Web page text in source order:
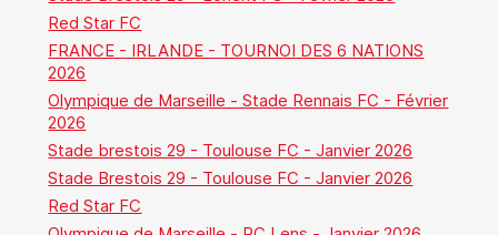
Red Star FC
FRANCE - IRLANDE - TOURNOI DES 6 NATIONS
2026
Olympique de Marseille - Stade Rennais FC - Février
2026
Stade brestois 29 - Toulouse FC - Janvier 2026
Stade Brestois 29 - Toulouse FC - Janvier 2026
Red Star FC